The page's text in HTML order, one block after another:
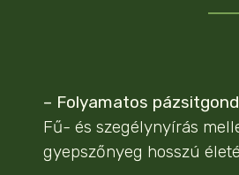
– Folyamatos
Fű- és szegélynyírás
gyepszőnyeg hosszú